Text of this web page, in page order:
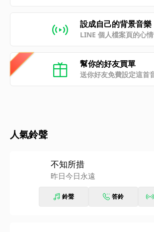
設成自己的背景音樂
LINE 個人檔案頁的心
幫你的好友買單
送你好友免費設定這首
人氣鈴聲
不知所措
昨日今日永遠
鈴聲 答鈴